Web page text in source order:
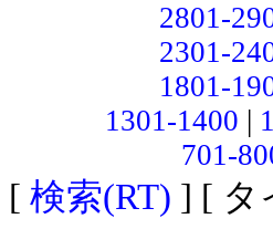
2801-
2301-
1801-
1301-1400 |
701-
[ 検索(RT) ] [ タ